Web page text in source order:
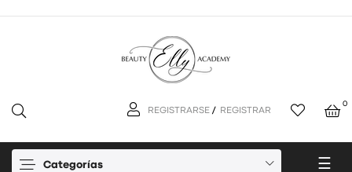
REGISTRARSE / REGISTRAR
0
Categorías ☰